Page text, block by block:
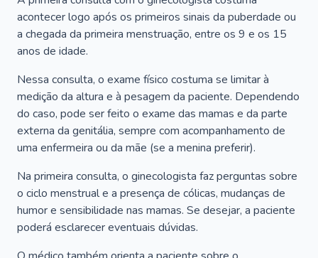
acontecer logo após os primeiros sinais da puberdade ou
a chegada da primeira menstruação, entre os 9 e os 15
anos de idade.
Nessa consulta, o exame físico costuma se limitar à
medição da altura e à pesagem da paciente. Dependendo
do caso, pode ser feito o exame das mamas e da parte
externa da genitália, sempre com acompanhamento de
uma enfermeira ou da mãe (se a menina preferir).
Na primeira consulta, o ginecologista faz perguntas sobre
o ciclo menstrual e a presença de cólicas, mudanças de
humor e sensibilidade nas mamas. Se desejar, a paciente
poderá esclarecer eventuais dúvidas.